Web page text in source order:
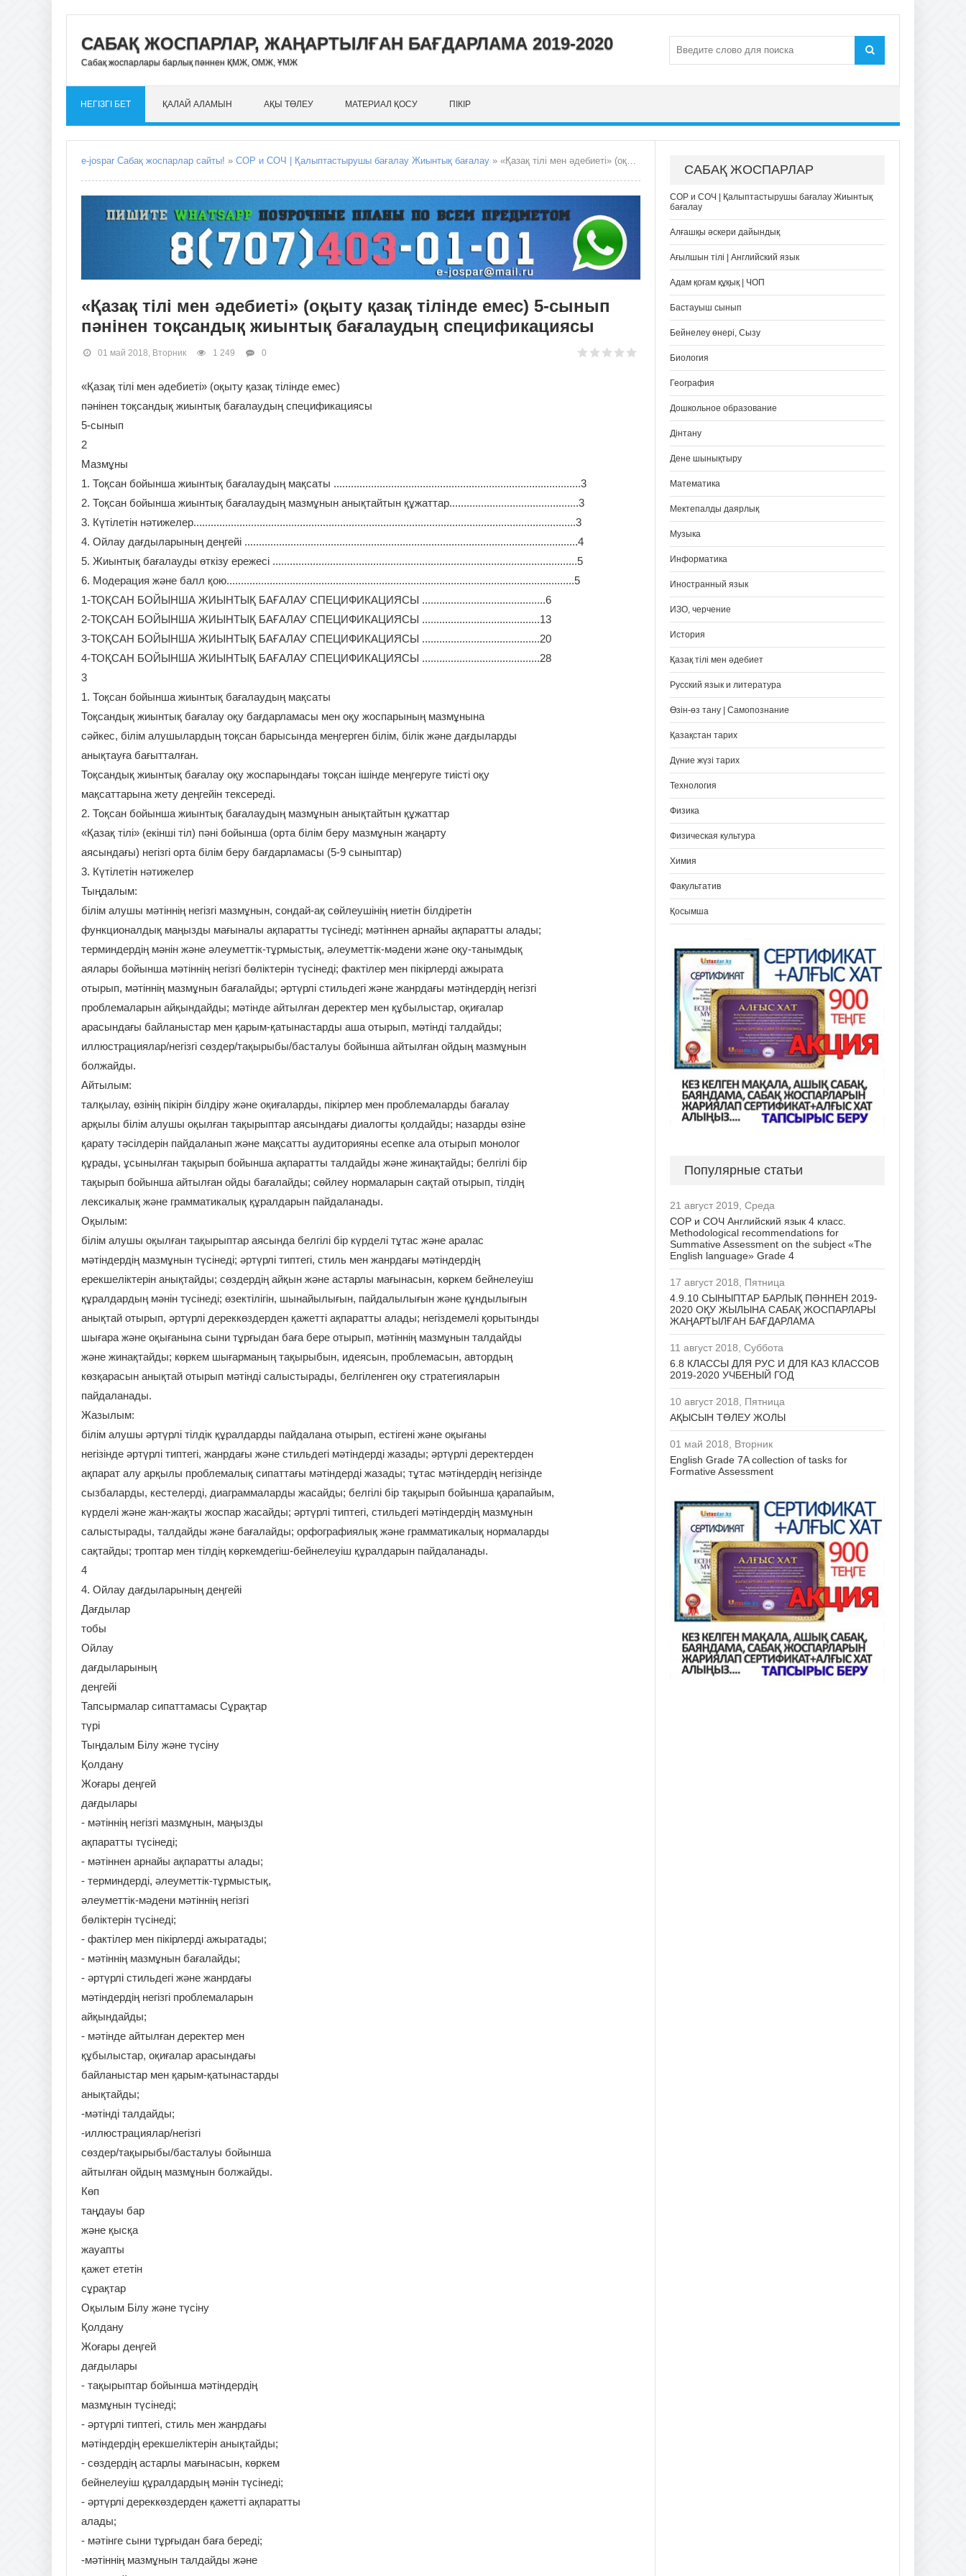
САБАҚ ЖОСПАРЛАР, ЖАҢАРТЫЛҒАН БАҒДАРЛАМА 2019-2020
Сабақ жоспарлары барлық пәннен ҚМЖ, ОМЖ, ҰМЖ
НЕГІЗГІ БЕТ ҚАЛАЙ АЛАМЫН АҚЫ ТӨЛЕУ МАТЕРИАЛ ҚОСУ ПІКІР
e-jospar Сабақ жоспарлар сайты! » СОР и СОЧ | Қалыптастырушы бағалау Жиынтық бағалау » «Қазақ тілі мен әдебиеті» (оқыту қазақ тілінде емес) 5-сынып пәнінен тоқсандық жиынтық бағалаудың спецификациясы
«Қазақ тілі мен әдебиеті» (оқыту қазақ тілінде емес) 5-сынып
пәнінен тоқсандық жиынтық бағалаудың спецификациясы
01 май 2018, Вторник 1 249 0
«Қазақ тілі мен әдебиеті» (оқыту қазақ тілінде емес)
пәнінен тоқсандық жиынтық бағалаудың спецификациясы
5-сынып
2
Мазмұны
1. Тоқсан бойынша жиынтық бағалаудың мақсаты ......................................................................................3
2. Тоқсан бойынша жиынтық бағалаудың мазмұнын анықтайтын құжаттар.............................................3
3. Күтілетін нәтижелер.....................................................................................................................................3
4. Ойлау дағдыларының деңгейі ....................................................................................................................4
5. Жиынтық бағалауды өткізу ережесі ..........................................................................................................5
6. Модерация және балл қою.........................................................................................................................5
1-ТОҚСАН БОЙЫНША ЖИЫНТЫҚ БАҒАЛАУ СПЕЦИФИКАЦИЯСЫ ...........................................6
2-ТОҚСАН БОЙЫНША ЖИЫНТЫҚ БАҒАЛАУ СПЕЦИФИКАЦИЯСЫ .........................................13
3-ТОҚСАН БОЙЫНША ЖИЫНТЫҚ БАҒАЛАУ СПЕЦИФИКАЦИЯСЫ .........................................20
4-ТОҚСАН БОЙЫНША ЖИЫНТЫҚ БАҒАЛАУ СПЕЦИФИКАЦИЯСЫ .........................................28
3
1. Тоқсан бойынша жиынтық бағалаудың мақсаты
Тоқсандық жиынтық бағалау оқу бағдарламасы мен оқу жоспарының мазмұнына
сәйкес, білім алушылардың тоқсан барысында меңгерген білім, білік және дағдыларды
анықтауға бағытталған.
Тоқсандық жиынтық бағалау оқу жоспарындағы тоқсан ішінде меңгеруге тиісті оқу
мақсаттарына жету деңгейін тексереді.
2. Тоқсан бойынша жиынтық бағалаудың мазмұнын анықтайтын құжаттар
«Қазақ тілі» (екінші тіл) пәні бойынша (орта білім беру мазмұнын жаңарту
аясындағы) негізгі орта білім беру бағдарламасы (5-9 сыныптар)
3. Күтілетін нәтижелер
Тыңдалым:
білім алушы мәтіннің негізгі мазмұнын, сондай-ақ сөйлеушінің ниетін білдіретін
функционалдық маңызды мағыналы ақпаратты түсінеді; мәтіннен арнайы ақпаратты алады;
терминдердің мәнін және әлеуметтік-тұрмыстық, әлеуметтік-мәдени және оқу-танымдық
аялары бойынша мәтіннің негізгі бөліктерін түсінеді; фактілер мен пікірлерді ажырата
отырып, мәтіннің мазмұнын бағалайды; әртүрлі стильдегі және жанрдағы мәтіндердің негізгі
проблемаларын айқындайды; мәтінде айтылған деректер мен құбылыстар, оқиғалар
арасындағы байланыстар мен қарым-қатынастарды аша отырып, мәтінді талдайды;
иллюстрациялар/негізгі сөздер/тақырыбы/басталуы бойынша айтылған ойдың мазмұнын
болжайды.
Айтылым:
талқылау, өзінің пікірін білдіру және оқиғаларды, пікірлер мен проблемаларды бағалау
арқылы білім алушы оқылған тақырыптар аясындағы диалогты қолдайды; назарды өзіне
қарату тәсілдерін пайдаланып және мақсатты аудиторияны есепке ала отырып монолог
құрады, ұсынылған тақырып бойынша ақпаратты талдайды және жинақтайды; белгілі бір
тақырып бойынша айтылған ойды бағалайды; сөйлеу нормаларын сақтай отырып, тілдің
лексикалық және грамматикалық құралдарын пайдаланады.
Оқылым:
білім алушы оқылған тақырыптар аясында белгілі бір күрделі тұтас және аралас
мәтіндердің мазмұнын түсінеді; әртүрлі типтегі, стиль мен жанрдағы мәтіндердің
ерекшеліктерін анықтайды; сөздердің айқын және астарлы мағынасын, көркем бейнелеуіш
құралдардың мәнін түсінеді; өзектілігін, шынайылығын, пайдалылығын және құндылығын
анықтай отырып, әртүрлі дереккөздерден қажетті ақпаратты алады; негіздемелі қорытынды
шығара және оқығанына сыни тұрғыдан баға бере отырып, мәтіннің мазмұнын талдайды
және жинақтайды; көркем шығарманың тақырыбын, идеясын, проблемасын, автордың
көзқарасын анықтай отырып мәтінді салыстырады, белгіленген оқу стратегияларын
пайдаланады.
Жазылым:
білім алушы әртүрлі тілдік құралдарды пайдалана отырып, естігені және оқығаны
негізінде әртүрлі типтегі, жанрдағы және стильдегі мәтіндерді жазады; әртүрлі деректерден
ақпарат алу арқылы проблемалық сипаттағы мәтіндерді жазады; тұтас мәтіндердің негізінде
сызбаларды, кестелерді, диаграммаларды жасайды; белгілі бір тақырып бойынша қарапайым,
күрделі және жан-жақты жоспар жасайды; әртүрлі типтегі, стильдегі мәтіндердің мазмұнын
салыстырады, талдайды және бағалайды; орфографиялық және грамматикалық нормаларды
сақтайды; троптар мен тілдің көркемдегіш-бейнелеуіш құралдарын пайдаланады.
4
4. Ойлау дағдыларының деңгейі
Дағдылар
тобы
Ойлау
дағдыларының
деңгейі
Тапсырмалар сипаттамасы Сұрақтар
түрі
Тыңдалым Білу және түсіну
Қолдану
Жоғары деңгей
дағдылары
- мәтіннің негізгі мазмұнын, маңызды
ақпаратты түсінеді;
- мәтіннен арнайы ақпаратты алады;
- терминдерді, әлеуметтік-тұрмыстық,
әлеуметтік-мәдени мәтіннің негізгі
бөліктерін түсінеді;
- фактілер мен пікірлерді ажыратады;
- мәтіннің мазмұнын бағалайды;
- әртүрлі стильдегі және жанрдағы
мәтіндердің негізгі проблемаларын
айқындайды;
- мәтінде айтылған деректер мен
құбылыстар, оқиғалар арасындағы
байланыстар мен қарым-қатынастарды
анықтайды;
-мәтінді талдайды;
-иллюстрациялар/негізгі
сөздер/тақырыбы/басталуы бойынша
айтылған ойдың мазмұнын болжайды.
Көп
таңдауы бар
және қысқа
жауапты
қажет ететін
сұрақтар
Оқылым Білу және түсіну
Қолдану
Жоғары деңгей
дағдылары
- тақырыптар бойынша мәтіндердің
мазмұнын түсінеді;
- әртүрлі типтегі, стиль мен жанрдағы
мәтіндердің ерекшеліктерін анықтайды;
- сөздердің астарлы мағынасын, көркем
бейнелеуіш құралдардың мәнін түсінеді;
- әртүрлі дереккөздерден қажетті ақпаратты
алады;
- мәтінге сыни тұрғыдан баға береді;
-мәтіннің мазмұнын талдайды және
САБАҚ ЖОСПАРЛАР
СОР и СОЧ | Қалыптастырушы бағалау Жиынтық
бағалау
Алғашқы әскери дайындық
Ағылшын тілі | Английский язык
Адам қоғам құқық | ЧОП
Бастауыш сынып
Бейнелеу өнері, Сызу
Биология
География
Дошкольное образование
Дінтану
Дене шынықтыру
Математика
Мектепалды даярлық
Музыка
Информатика
Иностранный язык
ИЗО, черчение
История
Қазақ тілі мен әдебиет
Русский язык и литература
Өзін-өз тану | Самопознание
Қазақстан тарих
Дүние жүзі тарих
Технология
Физика
Физическая культура
Химия
Факультатив
Қосымша
Популярные статьи
21 август 2019, Среда
СОР и СОЧ Английский язык 4 класс.
Methodological recommendations for
Summative Assessment on the subject «The
English language» Grade 4
17 август 2018, Пятница
4.9.10 СЫНЫПТАР БАРЛЫҚ ПӘННЕН 2019-
2020 ОҚУ ЖЫЛЫНА САБАҚ ЖОСПАРЛАРЫ
ЖАҢАРТЫЛҒАН БАҒДАРЛАМА
11 август 2018, Суббота
6.8 КЛАССЫ ДЛЯ РУС И ДЛЯ КАЗ КЛАССОВ
2019-2020 УЧБЕНЫЙ ГОД
10 август 2018, Пятница
АҚЫСЫН ТӨЛЕУ ЖОЛЫ
01 май 2018, Вторник
English Grade 7A collection of tasks for
Formative Assessment